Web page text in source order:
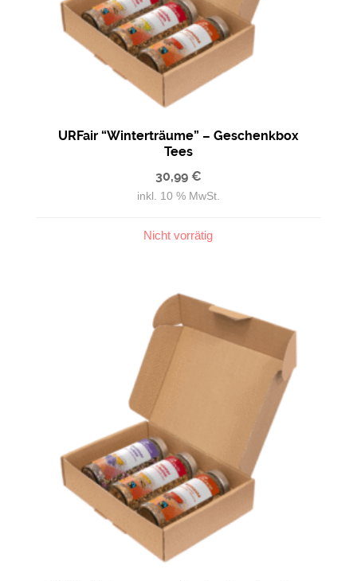
URFair “Winterträume” – Geschenkbox
Tees
30,99 €
inkl. 10 % MwSt.
Nicht vorrätig